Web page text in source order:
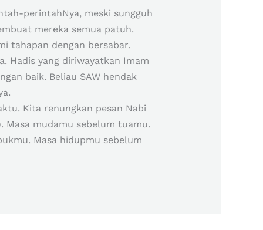
perintahNya, meski sungguh
mereka semua patuh.
tahapan dengan bersabar.
Hadis yang diriwayatkan Imam
baik. Beliau SAW hendak
Kita renungkan pesan Nabi
Masa mudamu sebelum tuamu.
Masa hidupmu sebelum